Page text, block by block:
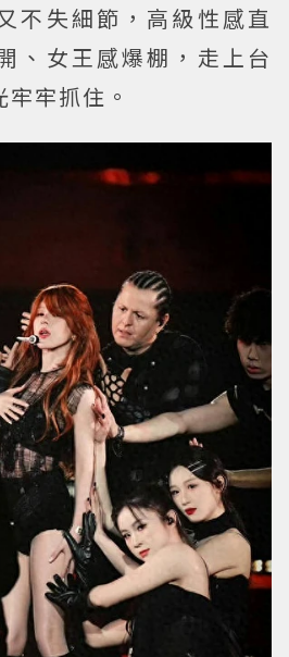
不失細節，高級性感直
、女王感爆棚，走上台
牢抓住。